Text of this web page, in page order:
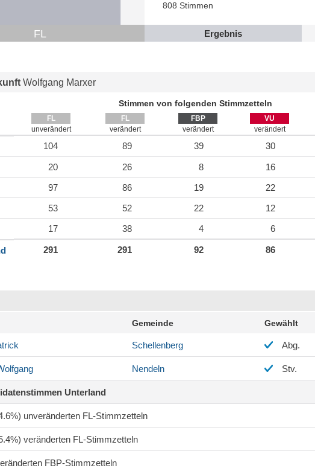
FL
808 Stimmen
Ergebnis
Wolfgang Marxer
Stimmen von folgenden Stimmzetteln
FL
unverändert
FL
verändert
FBP
verändert
VU
verändert
104 89 39 30
20 26 8 16
97 86 19 22
53 52 22 12
17 38 4 6
291 291 92 86
Gemeinde Gewählt
Schellenberg Abg.
Nendeln Stv.
Unterland
unveränderten FL-Stimmzetteln
veränderten FL-Stimmzetteln
FBP-Stimmzetteln